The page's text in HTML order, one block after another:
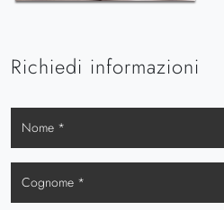
Richiedi informazioni